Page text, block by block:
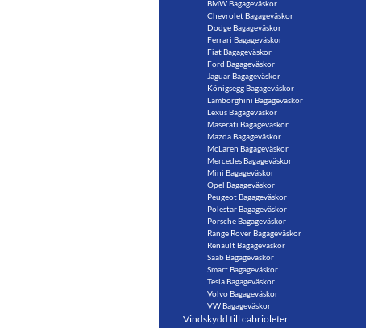
BMW Bagageväskor
Chevrolet Bagageväskor
Dodge Bagageväskor
Ferrari Bagageväskor
Fiat Bagageväskor
Ford Bagageväskor
Jaguar Bagageväskor
Königsegg Bagageväskor
Lamborghini Bagageväskor
Lexus Bagageväskor
Maserati Bagageväskor
Mazda Bagageväskor
McLaren Bagageväskor
Mercedes Bagageväskor
Mini Bagageväskor
Opel Bagageväskor
Peugeot Bagageväskor
Polestar Bagageväskor
Porsche Bagageväskor
Range Rover Bagageväskor
Renault Bagageväskor
Saab Bagageväskor
Smart Bagageväskor
Tesla Bagageväskor
Volvo Bagageväskor
VW Bagageväskor
Vindskydd till cabrioleter